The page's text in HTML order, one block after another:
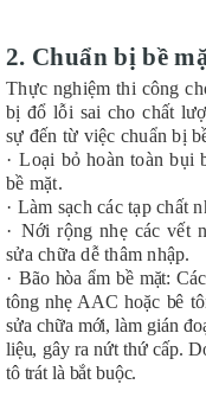
2. Chuẩn bị bề
Thực nghiệm thi công
bị đổ lỗi sai cho chất
sự đến từ việc chuẩn bị
· Loại bỏ hoàn toàn bụi
bề mặt.
· Làm sạch các tạp chất
· Nới rộng nhẹ các vết
sửa chữa dễ thâm nhập.
· Bão hòa ẩm bề mặt:
tông nhẹ AAC hoặc bê
sửa chữa mới, làm gián
liệu, gây ra nứt thứ cấp.
tô trát là bắt buộc.